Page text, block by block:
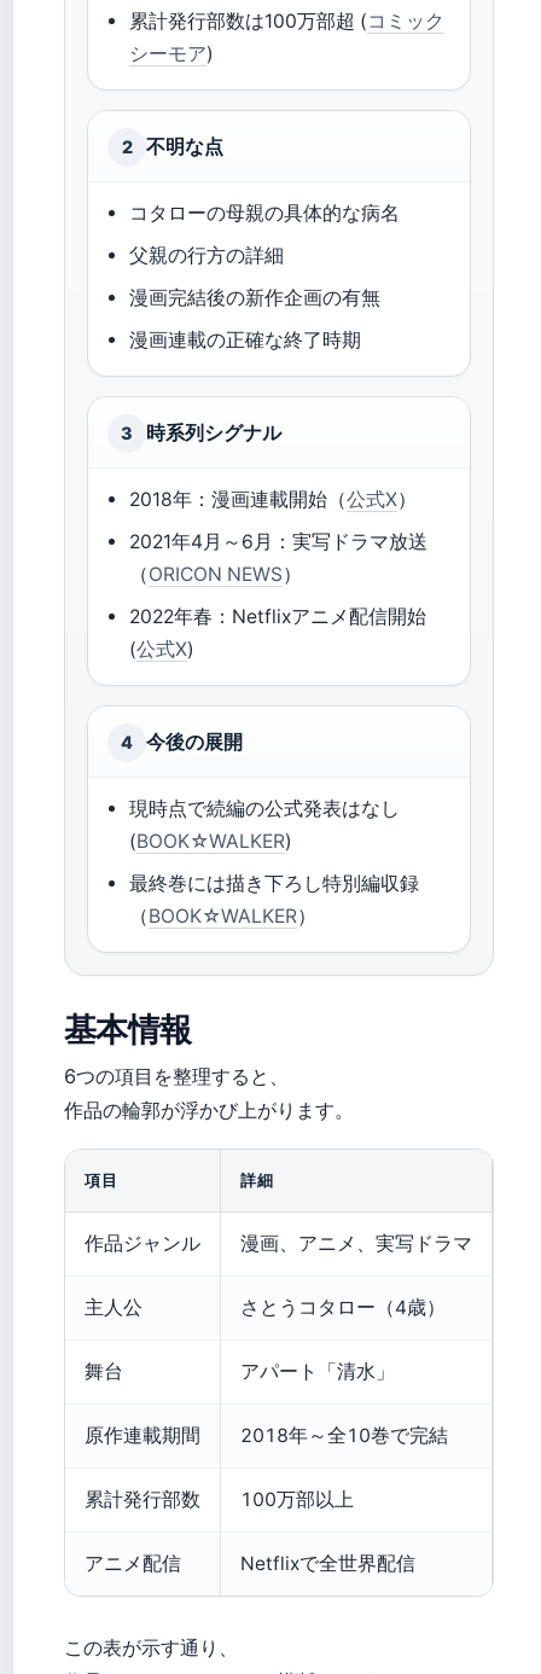
累計発行部数は100万部超 (コミック
シーモア)
2 不明な点
コタローの母親の具体的な病名
父親の行方の詳細
漫画完結後の新作企画の有無
漫画連載の正確な終了時期
3 時系列シグナル
2018年：漫画連載開始（公式X）
2021年4月～6月：実写ドラマ放送
（ORICON NEWS）
2022年春：Netflixアニメ配信開始
(公式X)
4 今後の展開
現時点で続編の公式発表はなし
(BOOK☆WALKER)
最終巻には描き下ろし特別編収録
（BOOK☆WALKER）
基本情報
6つの項目を整理すると、
作品の輪郭が浮かび上がります。
項目 詳細
作品ジャンル 漫画、アニメ、実写ドラマ
主人公 さとうコタロー（4歳）
舞台 アパート「清水」
原作連載期間 2018年～全10巻で完結
累計発行部数 100万部以上
アニメ配信 Netflixで全世界配信
この表が示す通り、